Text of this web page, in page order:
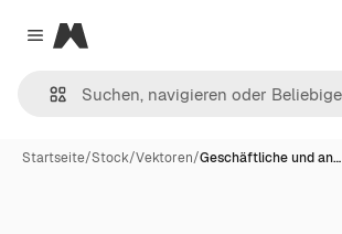
Close menu
Magnific
Startseite/Stock/Vektoren/Geschäftliche und an…